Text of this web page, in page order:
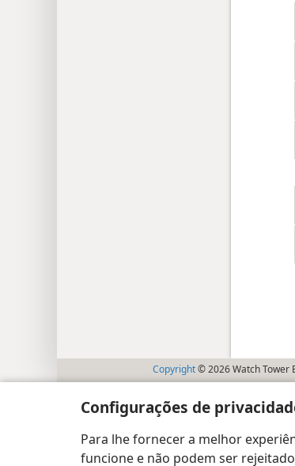
Configurações de
Para lhe fornecer a melhor
funcione e não podem ser
Copyright© 2026 Watch Tower